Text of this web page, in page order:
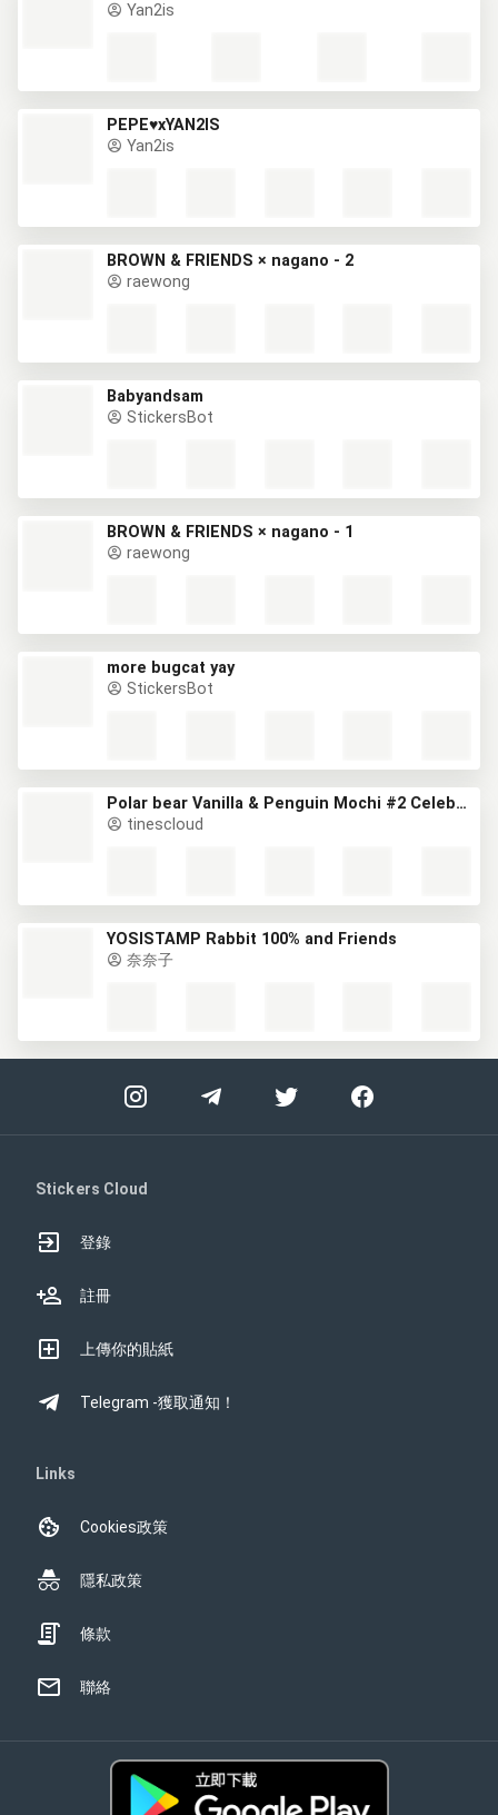
Yan2is
PEPE♥️xYAN2IS
Yan2is
BROWN & FRIENDS × nagano - 2
raewong
Babyandsam
StickersBot
BROWN & FRIENDS × nagano - 1
raewong
more bugcat yay
StickersBot
Polar bear Vanilla & Penguin Mochi #2 Celebrations
tinescloud
YOSISTAMP Rabbit 100% and Friends
奈奈子
Stickers Cloud
登錄
註冊
上傳你的貼紙
Telegram -獲取通知！
Links
Cookies政策
隱私政策
條款
聯絡